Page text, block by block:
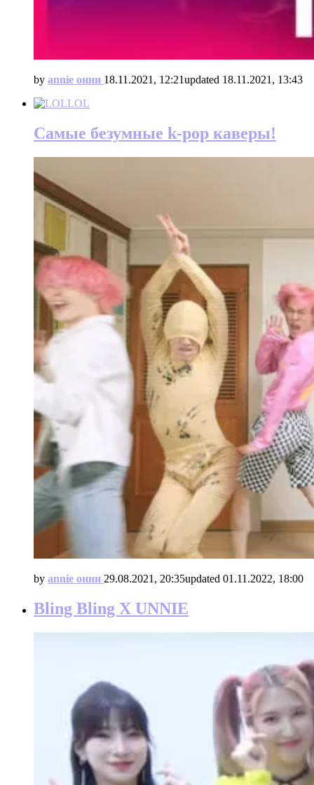
by annie онни 18.11.2021, 12:21updated 18.11.2021, 13:43
LOL
Самые безумные k-pop каверы!
by annie онни 29.08.2021, 20:35updated 01.11.2022, 18:00
Bling Bling X UNNIE